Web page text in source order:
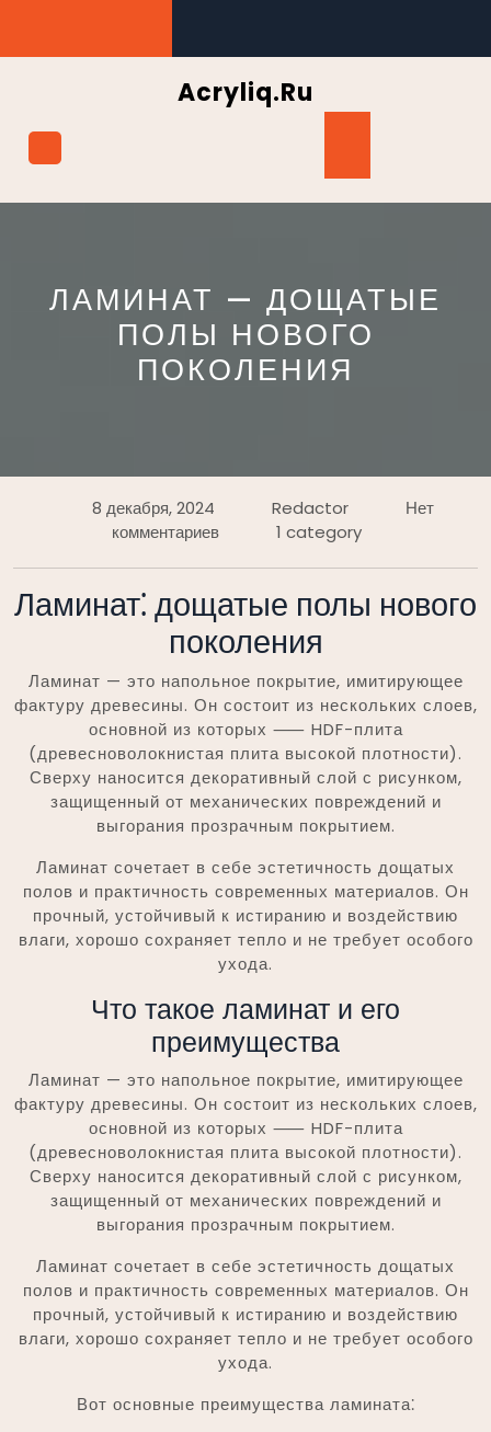
содержимому
Acryliq.ru
ЛАМИНАТ — ДОЩАТЫЕ
ПОЛЫ НОВОГО
ПОКОЛЕНИЯ
8 декабря, 2024 Redactor
Нет
комментариев
1 category
Ламинат⁚ дощатые полы нового
поколения
Ламинат — это напольное покрытие, имитирующее
фактуру древесины. Он состоит из нескольких слоев,
основной из которых ⸺ HDF-плита
(древесноволокнистая плита высокой плотности).
Сверху наносится декоративный слой с рисунком,
защищенный от механических повреждений и
выгорания прозрачным покрытием.
Ламинат сочетает в себе эстетичность дощатых
полов и практичность современных материалов. Он
прочный, устойчивый к истиранию и воздействию
влаги, хорошо сохраняет тепло и не требует особого
ухода.
Что такое ламинат и его
преимущества
Ламинат — это напольное покрытие, имитирующее
фактуру древесины. Он состоит из нескольких слоев,
основной из которых ⸺ HDF-плита
(древесноволокнистая плита высокой плотности).
Сверху наносится декоративный слой с рисунком,
защищенный от механических повреждений и
выгорания прозрачным покрытием.
Ламинат сочетает в себе эстетичность дощатых
полов и практичность современных материалов. Он
прочный, устойчивый к истиранию и воздействию
влаги, хорошо сохраняет тепло и не требует особого
ухода.
Вот основные преимущества ламината⁚